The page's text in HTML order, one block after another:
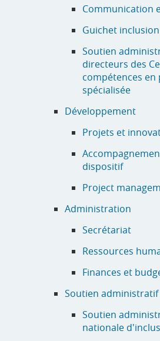
Communication
Guichet
Soutien
directeurs des
compétences en
spécialisée
Développement
Projets et
dispositif
Project
Administration
Secrétariat
Ressources
Finances et
Soutien
Soutien
nationale